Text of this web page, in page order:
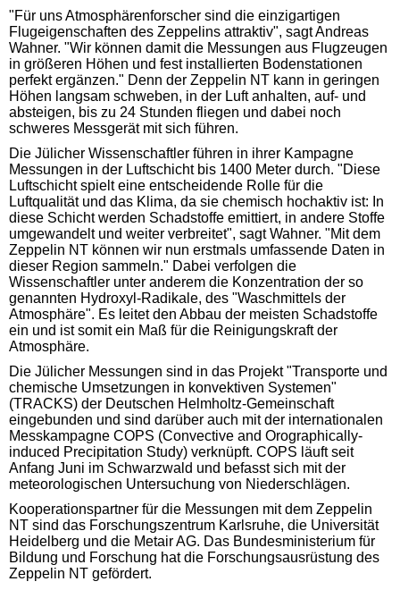
"Für uns Atmosphärenforscher sind die einzigartigen
Flugeigenschaften des Zeppelins attraktiv", sagt Andreas
Wahner. "Wir können damit die Messungen aus Flugzeugen
in größeren Höhen und fest installierten Bodenstationen
perfekt ergänzen." Denn der Zeppelin NT kann in geringen
Höhen langsam schweben, in der Luft anhalten, auf- und
absteigen, bis zu 24 Stunden fliegen und dabei noch
schweres Messgerät mit sich führen.
Die Jülicher Wissenschaftler führen in ihrer Kampagne
Messungen in der Luftschicht bis 1400 Meter durch. "Diese
Luftschicht spielt eine entscheidende Rolle für die
Luftqualität und das Klima, da sie chemisch hochaktiv ist: In
diese Schicht werden Schadstoffe emittiert, in andere Stoffe
umgewandelt und weiter verbreitet", sagt Wahner. "Mit dem
Zeppelin NT können wir nun erstmals umfassende Daten in
dieser Region sammeln." Dabei verfolgen die
Wissenschaftler unter anderem die Konzentration der so
genannten Hydroxyl-Radikale, des "Waschmittels der
Atmosphäre". Es leitet den Abbau der meisten Schadstoffe
ein und ist somit ein Maß für die Reinigungskraft der
Atmosphäre.
Die Jülicher Messungen sind in das Projekt "Transporte und
chemische Umsetzungen in konvektiven Systemen"
(TRACKS) der Deutschen Helmholtz-Gemeinschaft
eingebunden und sind darüber auch mit der internationalen
Messkampagne COPS (Convective and Orographically-
induced Precipitation Study) verknüpft. COPS läuft seit
Anfang Juni im Schwarzwald und befasst sich mit der
meteorologischen Untersuchung von Niederschlägen.
Kooperationspartner für die Messungen mit dem Zeppelin
NT sind das Forschungszentrum Karlsruhe, die Universität
Heidelberg und die Metair AG. Das Bundesministerium für
Bildung und Forschung hat die Forschungsausrüstung des
Zeppelin NT gefördert.